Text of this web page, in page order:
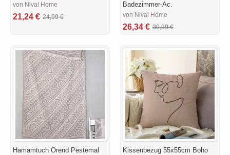
von Nival Home
21,24 € 24,99 €
Badezimmer-Ac.
von Nival Home
26,34 € 30,99 €
Hamamtuch Orend Pestemal
Kissenbezug 55x55cm Boho